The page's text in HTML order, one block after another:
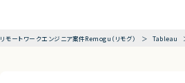
リモートワークエンジニア案件Remogu（リモグ） Tableau